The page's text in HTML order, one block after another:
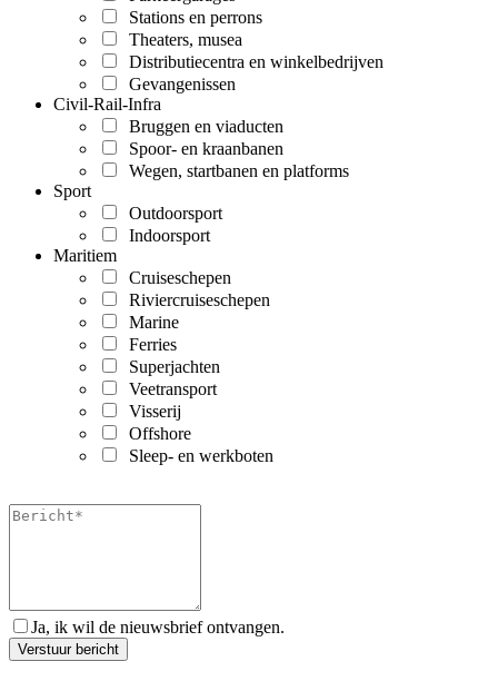
Stations en perrons
Theaters, musea
Distributiecentra en winkelbedrijven
Gevangenissen
Civil-Rail-Infra
Bruggen en viaducten
Spoor- en kraanbanen
Wegen, startbanen en platforms
Sport
Outdoorsport
Indoorsport
Maritiem
Cruiseschepen
Riviercruiseschepen
Marine
Ferries
Superjachten
Veetransport
Visserij
Offshore
Sleep- en werkboten
Ja, ik wil de nieuwsbrief ontvangen.